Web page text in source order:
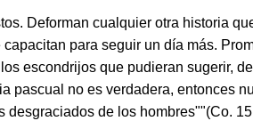
Deforman cualquier otra historia
para seguir un día más.
escondrijos que pudieran sugerir,
pascual no es verdadera, entonces
desgraciados de los hombres""(Co.